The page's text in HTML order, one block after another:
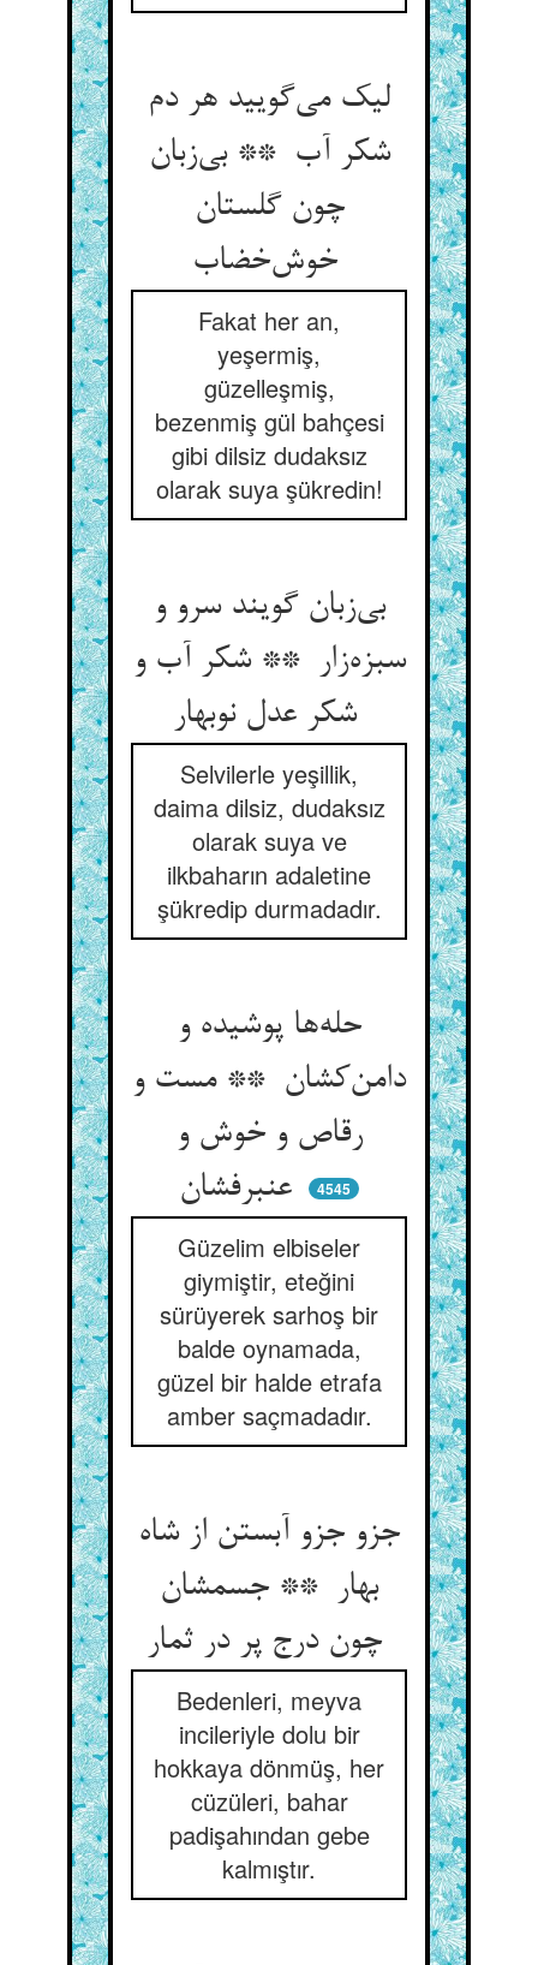
لیک می‌گویید هر دم
شکر آب ** بی‌زبان
چون گلستان
خوش‌خضاب
Fakat her an,
yeşermiş,
güzelleşmiş,
bezenmiş gül bahçesi
gibi dilsiz dudaksız
olarak suya şükredin!
بی‌زبان گویند سرو و
سبزه‌زار ** شکر آب و
شکر عدل نوبهار
Selvilerle yeşillik,
daima dilsiz, dudaksız
olarak suya ve
ilkbaharın adaletine
şükredip durmadadır.
حله‌ها پوشیده و
دامن‌کشان ** مست و
رقاص و خوش و
4545
Güzelim elbiseler
giymiştir, eteğini
sürüyerek sarhoş bir
balde oynamada,
güzel bir halde etrafa
amber saçmadadır.
جزو جزو آبستن از شاه
بهار ** جسمشان
Bedenleri, meyva
incileriyle dolu bir
hokkaya dönmüş, her
cüzüleri, bahar
padişahından gebe
kalmıştır.